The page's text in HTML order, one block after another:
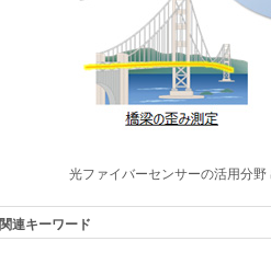
光ファイバーセンサーの活用分野
関連キーワード